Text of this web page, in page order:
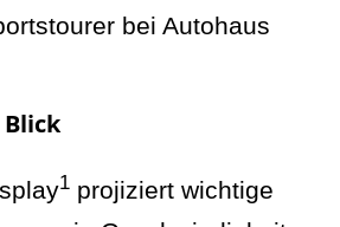
1 projiziert wichtige